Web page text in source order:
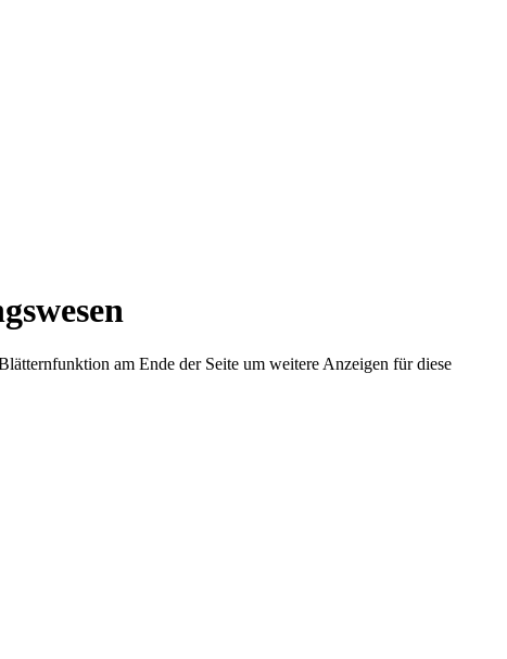
am Ende der Seite um weitere Anzeigen für diese